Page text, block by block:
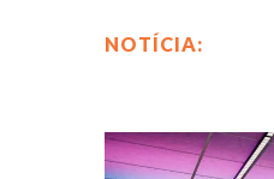
NOTÍCIA: